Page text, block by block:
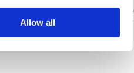
Allow all